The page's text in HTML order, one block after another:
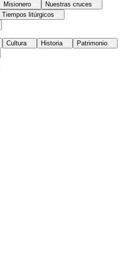
Misionero
Nuestras cruces
Tiempos litúrgicos
Cultura Historia
Patrimonio